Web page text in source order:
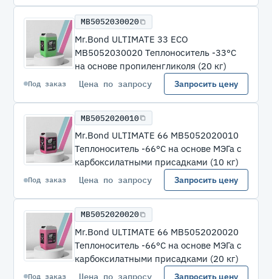
MB5052030020
Mr.Bond ULTIMATE 33 ECO
MB5052030020 Теплоноситель -33°C
на основе пропиленгликоля (20 кг)
Под заказ Цена по запросу Запросить цену
MB5052020010
Mr.Bond ULTIMATE 66 MB5052020010
Теплоноситель -66°C на основе МЭГа с
карбоксилатными присадками (10 кг)
Под заказ Цена по запросу Запросить цену
MB5052020020
Mr.Bond ULTIMATE 66 MB5052020020
Теплоноситель -66°C на основе МЭГа с
карбоксилатными присадками (20 кг)
Под заказ Цена по запросу Запросить цену